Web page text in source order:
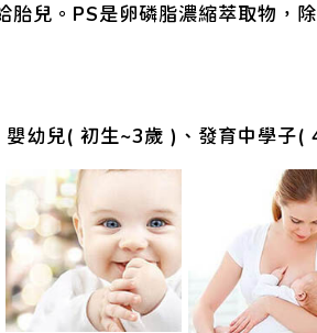
胎兒。PS是卵磷脂濃縮萃取物，
嬰幼兒( 初生~3歲 )、發育中學